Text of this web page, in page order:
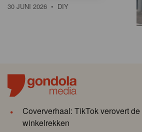
30 JUNI 2026 • DIY
Coververhaal: TikTok verovert de
winkelrekken